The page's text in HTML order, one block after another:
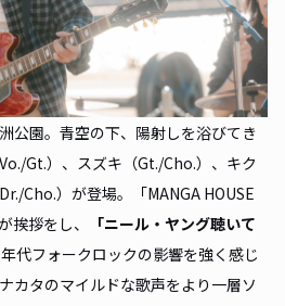
公園。青空の下、陽射しを浴びてき
Gt.）、スズキ（Gt./Cho.）、キク
Cho.）が登場。「MANGA HOUSE
挨拶をし、
「ニール・ヤング聴いて
代フォークロックの影響を強く感じ
カタのマイルドな歌声をより一層ソ